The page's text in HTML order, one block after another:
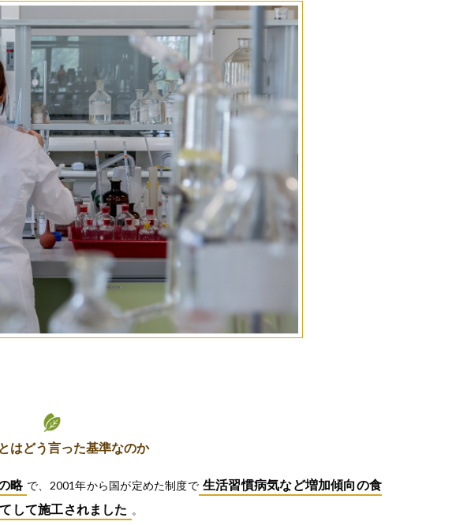
どう言った基準なのか
略 で、2001年から国が定めた制度で 生活習慣病気など増加傾向の食
して施工されました 。